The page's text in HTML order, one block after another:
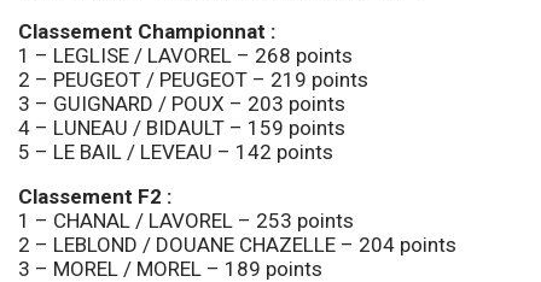
Classement Championnat :
1 – LEGLISE / LAVOREL – 268 points
2 – PEUGEOT / PEUGEOT – 219 points
3 – GUIGNARD / POUX – 203 points
4 – LUNEAU / BIDAULT – 159 points
5 – LE BAIL / LEVEAU – 142 points
Classement F2 :
1 – CHANAL / LAVOREL – 253 points
2 – LEBLOND / DOUANE CHAZELLE – 204 points
3 – MOREL / MOREL – 189 points